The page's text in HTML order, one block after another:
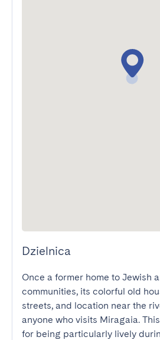
Dzielnica
Once a former home to Jewish
communities, its colorful old
streets, and location near the
anyone who visits Miragaia.
for being particularly lively